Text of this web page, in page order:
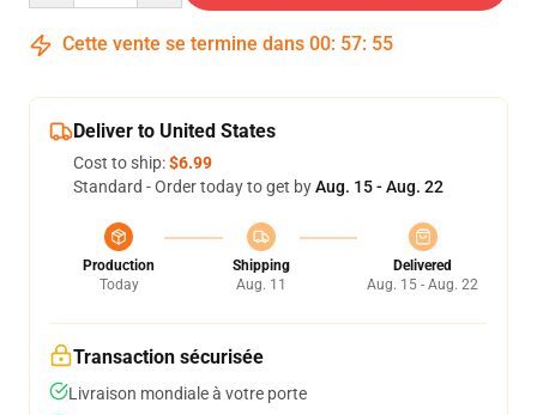
Cette vente se termine dans 00: 57: 54
Deliver to United States
Cost to ship:$6.99
Standard - Order today to get byAug. 15 - Aug. 22
Production
Today
Shipping
Aug. 11
Delivered
Aug. 15 - Aug. 22
Transaction sécurisée
Livraison mondiale à votre porte